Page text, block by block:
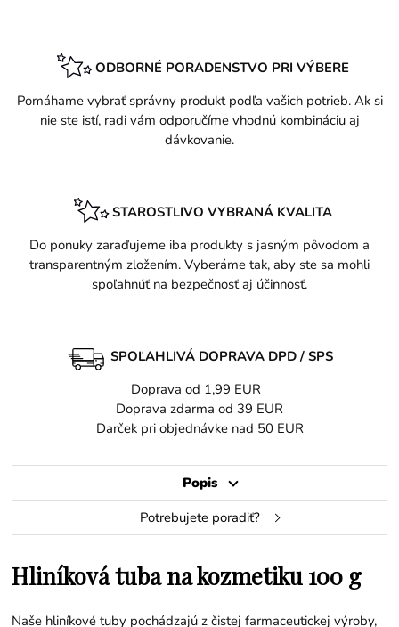
ODBORNÉ PORADENSTVO PRI VÝBERE
Pomáhame vybrať správny produkt podľa vašich potrieb. Ak si
nie ste istí, radi vám odporučíme vhodnú kombináciu aj
dávkovanie.
STAROSTLIVO VYBRANÁ KVALITA
Do ponuky zaraďujeme iba produkty s jasným pôvodom a
transparentným zložením. Vyberáme tak, aby ste sa mohli
spoľahnúť na bezpečnosť aj účinnosť.
SPOĽAHLIVÁ DOPRAVA DPD / SPS
Doprava od 1,99 EUR
Doprava zdarma od 39 EUR
Darček pri objednávke nad 50 EUR
Popis
Potrebujete poradiť?
Hliníková tuba na kozmetiku 100 g
Naše hliníkové tuby pochádzajú z čistej farmaceutickej výroby,